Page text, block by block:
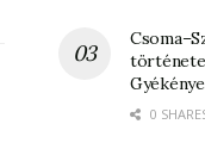
története
0